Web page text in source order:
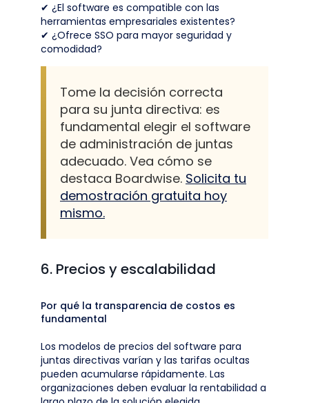
✔ ¿El software es compatible con las
herramientas empresariales existentes?
✔ ¿Ofrece SSO para mayor seguridad y
comodidad?
Tome la decisión correcta
para su junta directiva: es
fundamental elegir el software
de administración de juntas
adecuado. Vea cómo se
destaca Boardwise. Solicita tu
demostración gratuita hoy
mismo.
6. Precios y escalabilidad
Por qué la transparencia de costos es
fundamental
Los modelos de precios del software para
juntas directivas varían y las tarifas ocultas
pueden acumularse rápidamente. Las
organizaciones deben evaluar la rentabilidad a